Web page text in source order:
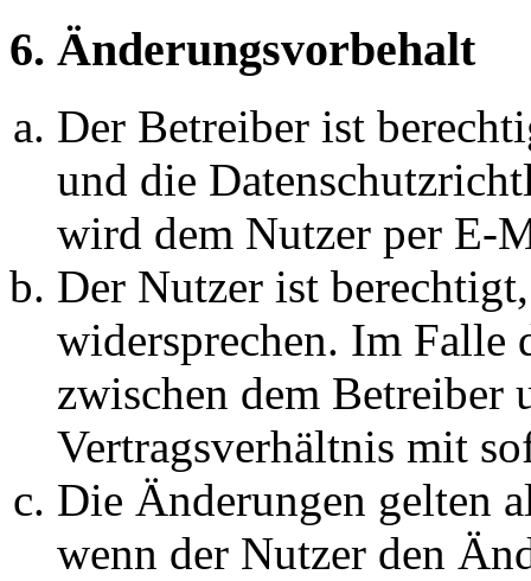
6. Änderungsvorbehalt
Der Betreiber ist
und die
wird dem Nutzer per E-
Der Nutzer ist
widersprechen. Im Falle
zwischen dem Betreiber
Vertragsverhältnis mit
Die Änderungen gelten
wenn der Nutzer den